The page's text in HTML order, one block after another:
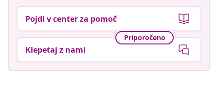
Pojdi v center za pomoč
Priporočeno
Klepetaj z nami